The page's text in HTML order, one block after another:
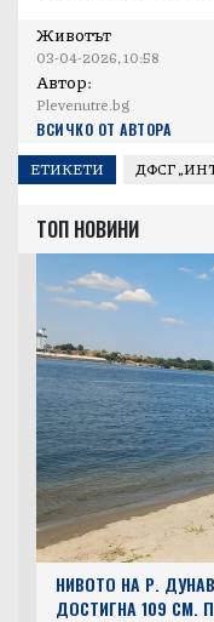
Животът
03-04-2026, 10:58
Автор:
Plevenutre.bg
ВСИЧКО ОТ АВТОРА
ЕТИКЕТИ ДФСГ
ТОП НОВИНИ
НИВОТО НА Р.
ДОСТИГНА 109 СМ.